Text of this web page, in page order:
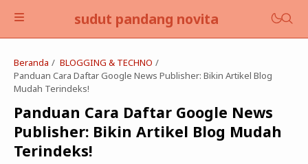
sudut pandang novita
Beranda
BLOGGING & TECHNO
Panduan Cara Daftar Google News Publisher: Bikin Artikel Blog
Mudah Terindeks!
Panduan Cara Daftar Google News
Publisher: Bikin Artikel Blog Mudah
Terindeks!